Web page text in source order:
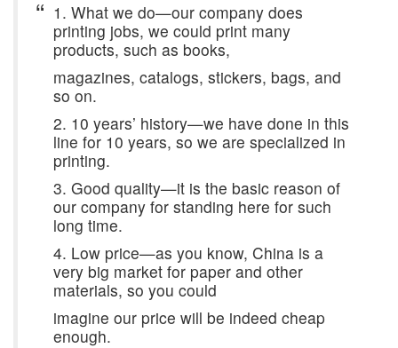
1. What we do—our company does
printing jobs, we could print many
products, such as books,
magazines, catalogs, stickers, bags, and
so on.
2. 10 years’ history—we have done in this
line for 10 years, so we are specialized in
printing.
3. Good quality—it is the basic reason of
our company for standing here for such
long time.
4. Low price—as you know, China is a
very big market for paper and other
materials, so you could
imagine our price will be indeed cheap
enough.